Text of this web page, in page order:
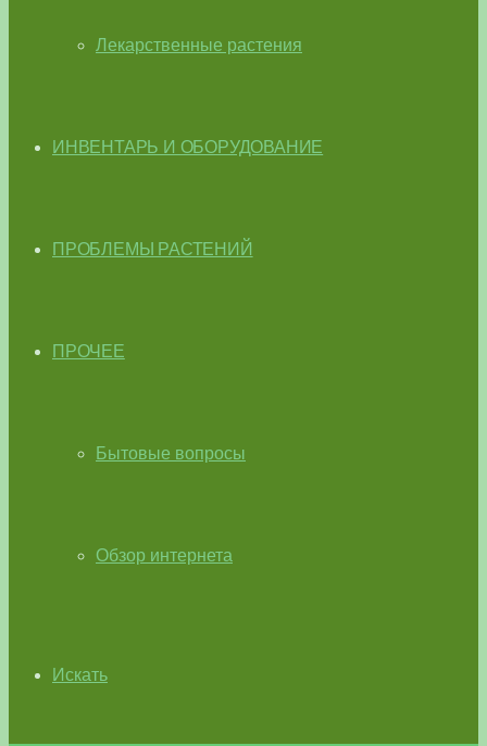
Лекарственные растения
ИНВЕНТАРЬ И ОБОРУДОВАНИЕ
ПРОБЛЕМЫ РАСТЕНИЙ
ПРОЧЕЕ
Бытовые вопросы
Обзор интернета
Искать